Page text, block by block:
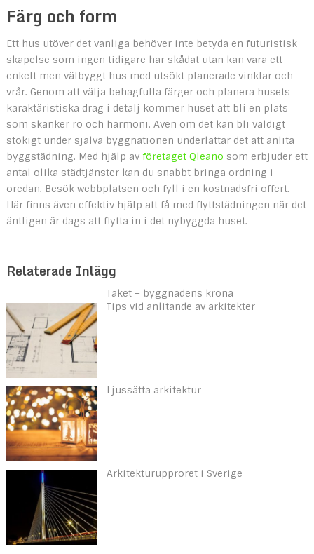
Färg och form
Ett hus utöver det vanliga behöver inte betyda en futuristisk
skapelse som ingen tidigare har skådat utan kan vara ett
enkelt men välbyggt hus med utsökt planerade vinklar och
vrår. Genom att välja behagfulla färger och planera husets
karaktäristiska drag i detalj kommer huset att bli en plats
som skänker ro och harmoni. Även om det kan bli väldigt
stökigt under själva byggnationen underlättar det att anlita
byggstädning. Med hjälp av företaget Qleano som erbjuder ett
antal olika städtjänster kan du snabbt bringa ordning i
oredan. Besök webbplatsen och fyll i en kostnadsfri offert.
Här finns även effektiv hjälp att få med flyttstädningen när det
äntligen är dags att flytta in i det nybyggda huset.
Relaterade Inlägg
Taket – byggnadens krona
Tips vid anlitande av arkitekter
Ljussätta arkitektur
Arkitekturupproret i Sverige